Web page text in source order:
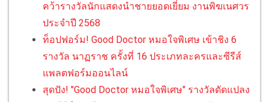
คว้ารางวัลนักแสดงนำชายยอดเยี่ยม งานพิฆเนศวร
ประจำปี 2568
ท็อปฟอร์ม! Good Doctor หมอใจพิเศษ เข้าชิง 6
รางวัล นาฏราช ครั้งที่ 16 ประเภทละครและซีรีส์
แพลตฟอร์มออนไลน์
สุดปัง! "Good Doctor หมอใจพิเศษ" รางวัลดัดแปลง